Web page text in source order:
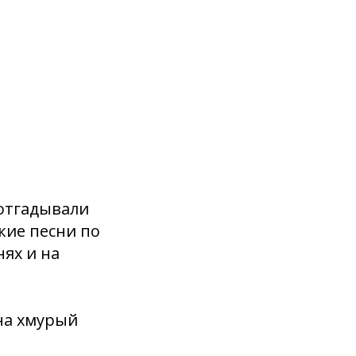
песни по
и на
хмурый